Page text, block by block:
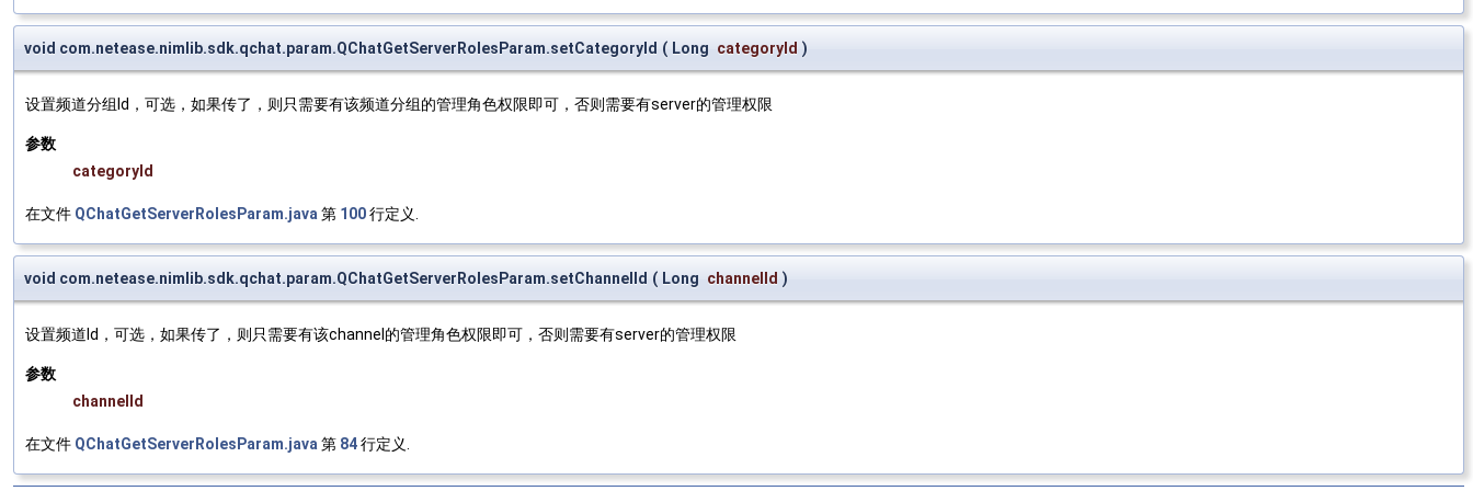
void com.netease.nimlib.sdk.qchat.param.QChatGetServerRolesParam.setCategoryId ( Long categoryId )
设置频道分组Id，可选，如果传了，则只需要有该频道分组的管理角色权限即可，否则需要有server的管理权限
参数
categoryId
在文件 QChatGetServerRolesParam.java 第 100行定义.
void com.netease.nimlib.sdk.qchat.param.QChatGetServerRolesParam.setChannelId ( Long channelId )
设置频道Id，可选，如果传了，则只需要有该channel的管理角色权限即可，否则需要有server的管理权限
参数
channelId
在文件 QChatGetServerRolesParam.java 第 84行定义.